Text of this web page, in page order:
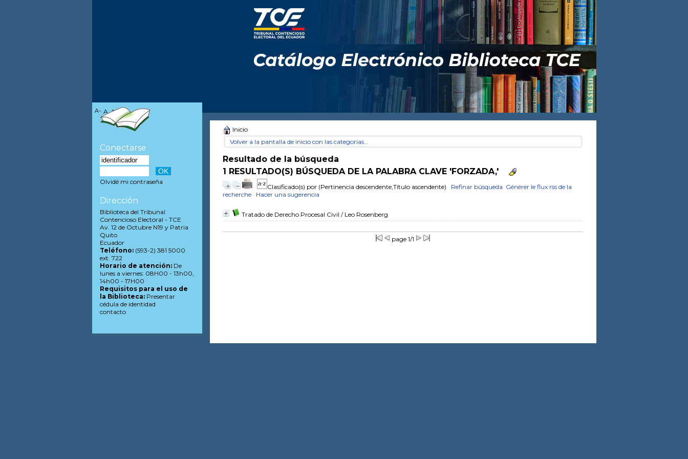
Inicio
Volver a la pantalla de inicio con las categorías...
Resultado de la búsqueda
1 RESULTADO(S) BÚSQUEDA DE LA PALABRA CLAVE 'FORZADA,'
Clasificado(s) por (Pertinencia descendente,Título ascendente) Refinar búsqueda Générer le flux rss de la
recherche
Hacer una sugerencia
Tratado de Derecho Procesal Civil / Leo Rosenberg
page 1/1
A- A A+
Conectarse
Olvidé mi contraseña
Dirección
Biblioteca del Tribunal
Contencioso Electoral - TCE
Av. 12 de Octubre N19 y Patria
Quito
Ecuador
Teléfono:(593-2) 381 5000
ext. 722
Horario de atención:De
lunes a viernes: 08H00 - 13h00,
14h00 - 17H00
Requisitos para el uso de
la Biblioteca:Presentar
cédula de identidad
contacto